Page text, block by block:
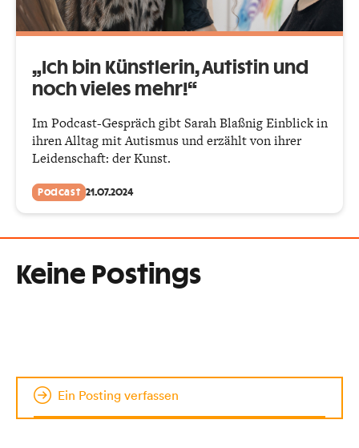
„Ich bin Künstlerin, Autistin und
noch vieles mehr!“
Im Podcast-Gespräch gibt Sarah Blaßnig Einblick in
ihren Alltag mit Autismus und erzählt von ihrer
Leidenschaft: der Kunst.
Podcast 21.07.2024
Keine Postings
Ein Posting verfassen